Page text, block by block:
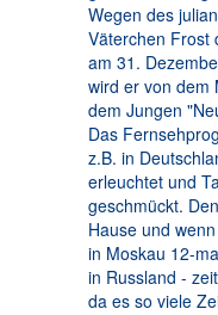
Wegen des
Väterchen Frost
am 31.
wird er von dem
dem Jungen
Das
z.B. in
erleuchtet und
geschmückt.
Hause und
in Moskau 12-
in Russland -
da es so viele